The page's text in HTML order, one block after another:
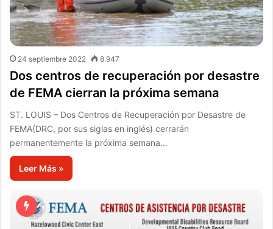
24 septiembre 2022 8.947
Dos centros de recuperación por desastre
de FEMA cierran la próxima semana
ST. LOUIS – Dos Centros de Recuperación por Desastre de
FEMA(DRC, por sus siglas en inglés) cerrarán
permanentemente la próxima semana…
Leer Más »